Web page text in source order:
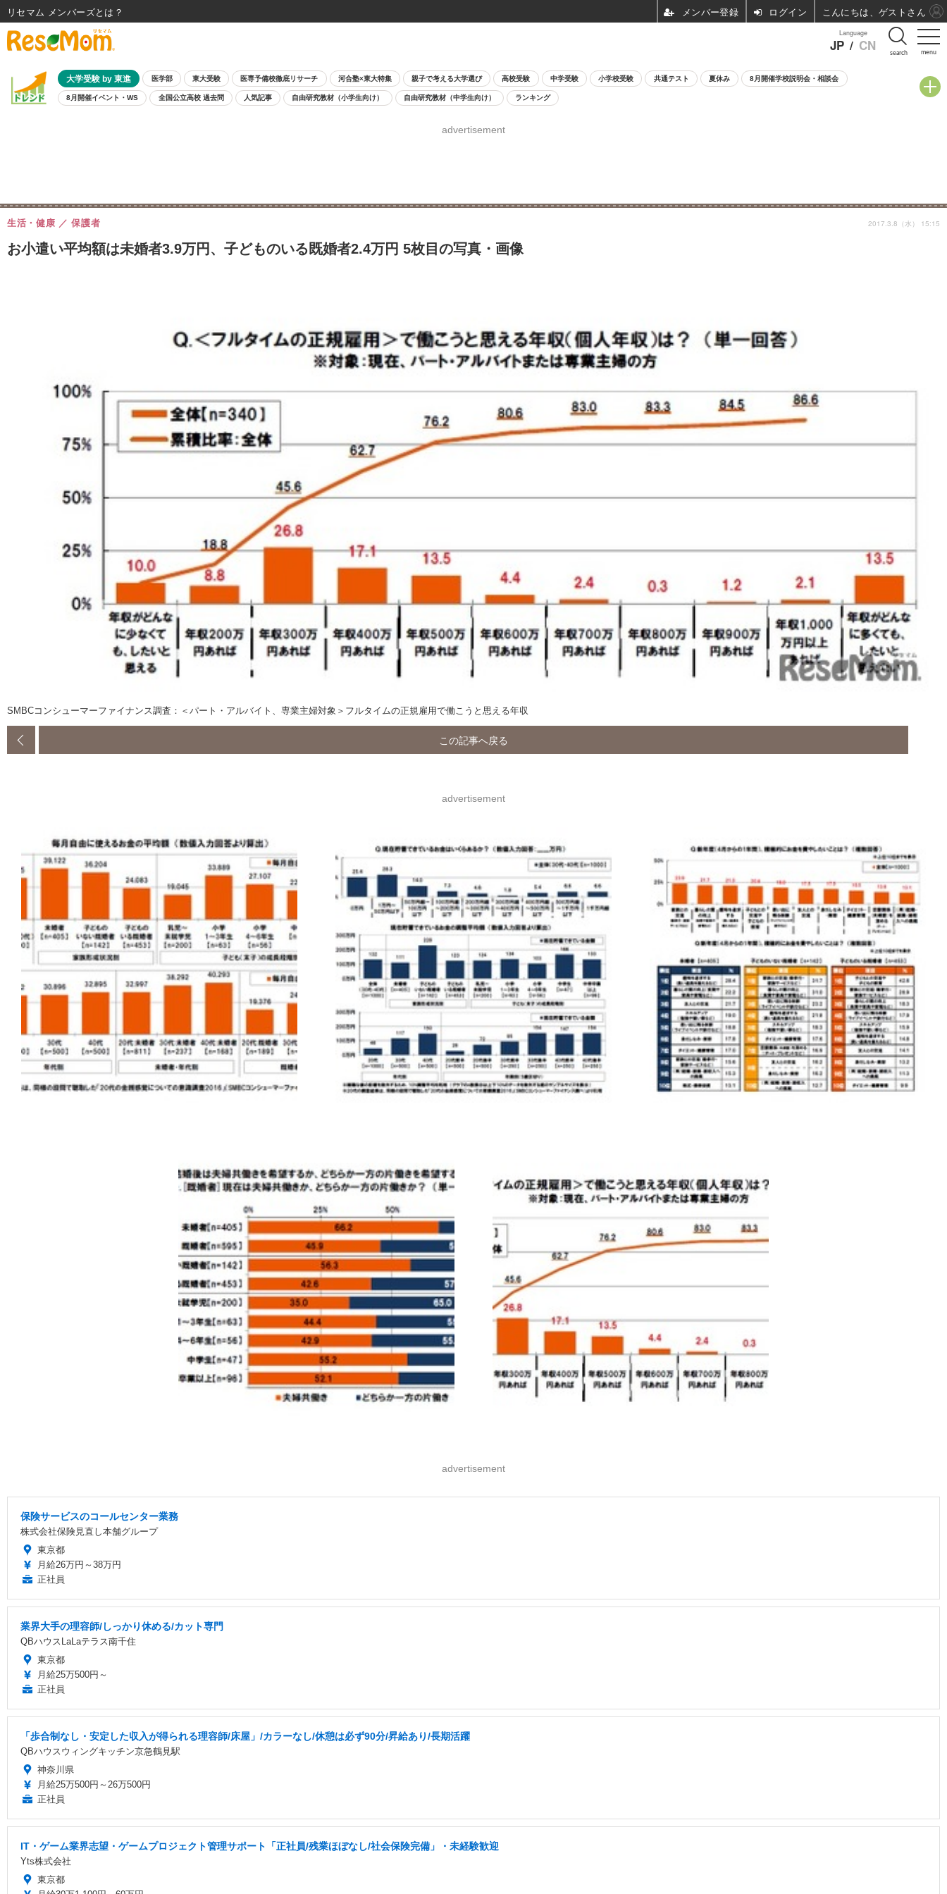
menu
Language
JP / CN search
大学受験 by 東進 医学部 東大受験 医専予備校徹底リサーチ 河合塾×東大特集 親子で考える大学選び 高校受験 中学受験 小学校受験 共通テスト 夏休み 8月開催学校説明会・相談会
8月開催イベント・WS 全国公立高校 過去問 人気記事 自由研究教材（小学生向け） 自由研究教材（中学生向け） ランキング
advertisement
お小遣い平均額は未婚者3.9万円、子どものいる既婚者2.4万円 5枚目の写真・画像
生活・健康 保護者 2017.3.8（水） 15:15
SMBCコンシューマーファイナンス調査：＜パート・アルバイト、専業主婦対象＞フルタイムの正規雇用で働こうと思える年収
この記事へ戻る
advertisement
advertisement
保険サービスのコールセンター業務
株式会社保険見直し本舗グループ
東京都
月給26万円～38万円
正社員
業界大手の理容師/しっかり休める/カット専門
QBハウスLaLaテラス南千住
東京都
月給25万500円～
正社員
「歩合制なし・安定した収入が得られる理容師/床屋」/カラーなし/休憩は必ず90分/昇給あり/長期活躍
QBハウスウィングキッチン京急鶴見駅
神奈川県
月給25万500円～26万500円
正社員
IT・ゲーム業界志望・ゲームプロジェクト管理サポート「正社員/残業ほぼなし/社会保険完備」・未経験歓迎
Yts株式会社
東京都
リセマム メンバーズ ログイン こんにちは、ゲストさん